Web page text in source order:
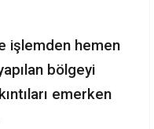
işlemden hemen
bölgeyi
emerken